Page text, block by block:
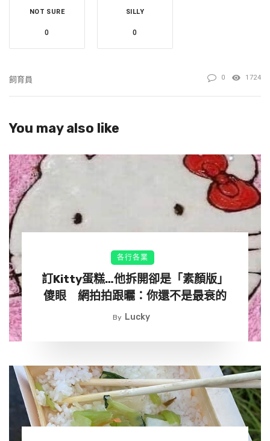
養的小象Thong Ae也在那裡。原來母象是要Lek Chailert給
小象唱搖籃曲，哄牠入睡，就像以前給自己唱搖籃曲，哄自
▼Lek Chailert知道大象的意圖後，溫柔唱起搖籃曲來。一
大一小兩隻象聽得很認真，那畫面非常美：
NOT SURE
0
SILLY
0
飼育員 0 1724
You may also like
各行各業
訂Kitty蛋糕…他拆開卻是「素顏版」
傻眼 網拍拍跟曬：你還不是最衰的
By Lucky